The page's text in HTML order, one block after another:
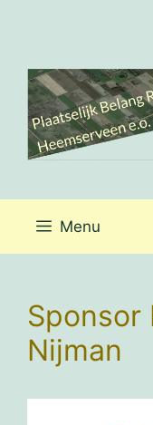
inhoud
Menu
Sponsor
Nijman